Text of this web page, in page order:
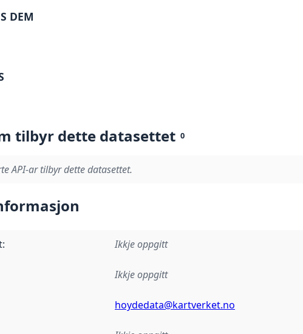
DEM
tilbyr dette datasettet 0
API-ar tilbyr dette datasettet.
: Ikkje oppgitt
Ikkje oppgitt
hoydedata@kartverket.no